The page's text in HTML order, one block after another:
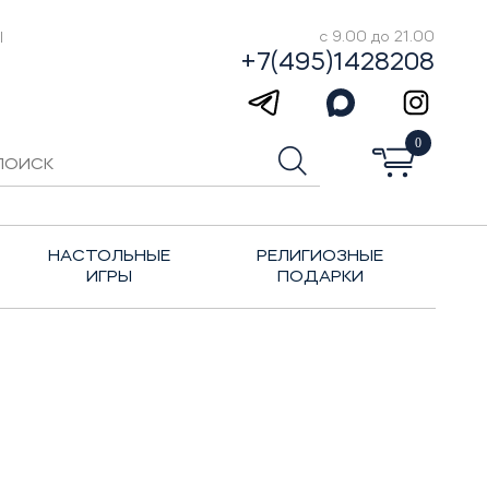
с 9.00 до 21.00
+7(495)1428208
0
НАСТОЛЬНЫЕ
ИГРЫ
РЕЛИГИОЗНЫЕ
ПОДАРКИ